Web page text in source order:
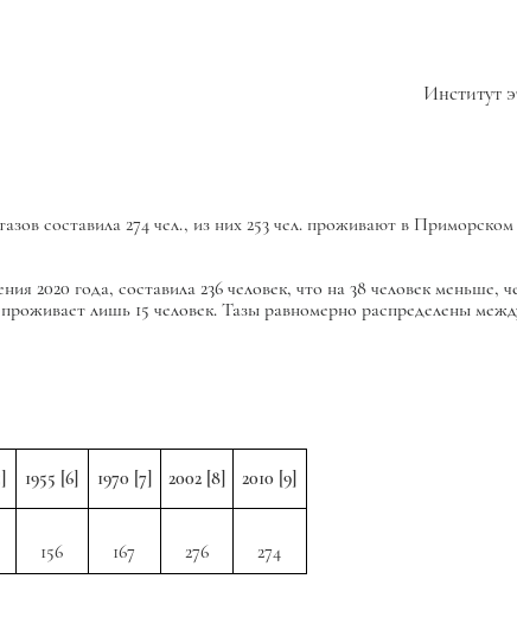
Институт
составила 274 чел., из них 253 чел. проживают в
2020 года, составила 236 человек, что на 38 человек меньше,
лишь 15 человек. Тазы равномерно распределены
1955 [6] 1970 [7] 2002 [8] 2010 [9]
156 167 276 274